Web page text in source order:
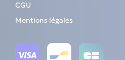
CGU
Mentions légales